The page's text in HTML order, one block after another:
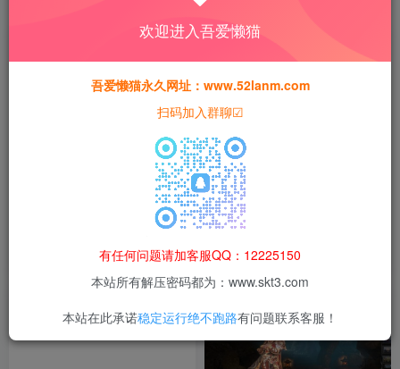
评论
【月灵永恒传奇六职业V4.31
完整版】3D传奇端游Win服务
端+修改工具+修改教程+GM工
具+PC客户端+架设教程
14
【月灵永恒传奇六职业V6.75
无限制版风云版】3D传奇端游
Win服务端+GM工具+PC客户
1年前
欢迎进入吾爱懒猫
吾爱懒猫永久网址：www.52lanm.com
扫码加入群聊☑
有任何问题请加客服QQ：12225150
本站所有解压密码都为：www.skt3.com
本站在此承诺稳定运行绝不跑路有问题联系客服！